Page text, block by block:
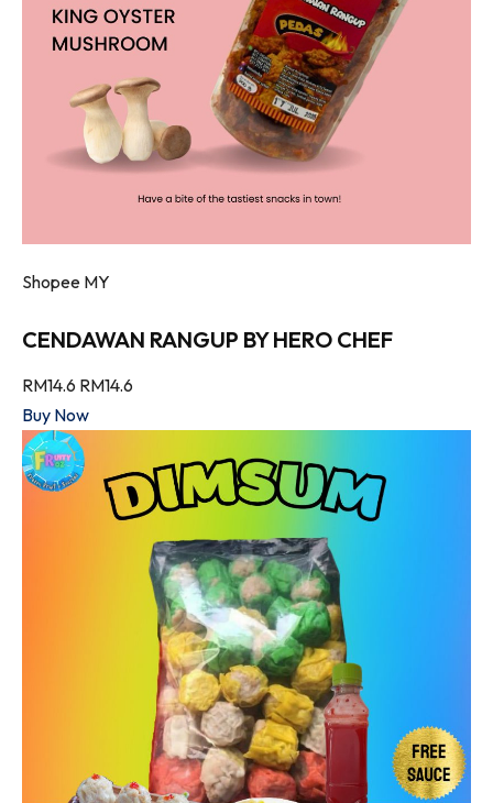
Shopee MY
CENDAWAN RANGUP BY HERO CHEF
RM14.6 RM14.6
Buy Now